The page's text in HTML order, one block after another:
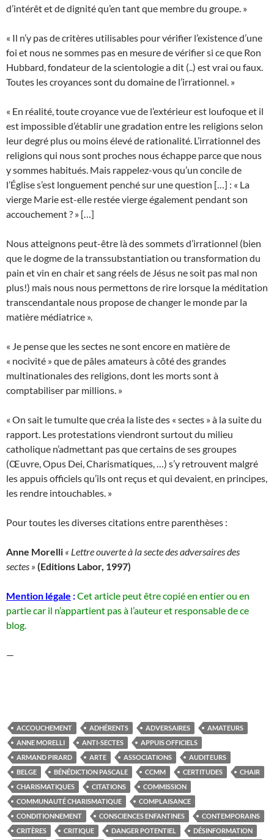
d’intérêt et de dignité qu’en tant que membre du groupe. »
« Il n’y pas de critères utilisables pour vérifier l’existence d’une
foi et nous ne sommes pas en mesure de vérifier si ce que Ron
Hubbard, fondateur de la scientologie a dit (..) est vrai ou faux.
Toutes les croyances sont du domaine de l’irrationnel. »
« En réalité, toute croyance vue de l’extérieur est loufoque et il
est impossible d’établir une gradation entre les religions selon
leur degré plus ou moins élevé de rationalité. L’irrationnel des
religions qui nous sont proches nous échappe parce que nous
y sommes habitués. Mais rappelez-vous qu’un concile de
l’Église s’est longuement penché sur une question […] : « La
vierge Marie est-elle restée vierge également pendant son
accouchement ? » […]
Nous atteignons peut-être là des sommets d’irrationnel (bien
que le dogme de la transsubstantiation ou transformation du
pain et vin en chair et sang réels de Jésus ne soit pas mal non
plus!) mais nous nous permettons de rire lorsque la méditation
transcendantale nous propose de changer le monde par la
matière médiatrice ».
« Je pense que les sectes ne sont encore en matière de
« nocivité » que de pâles amateurs à côté des grandes
multinationales des religions, dont les morts sont à
comptabiliser par millions. »
« On sait le tumulte que créa la liste des « sectes » à la suite du
rapport. Les protestations viendront surtout du milieu
catholique n’admettant pas que certains de ses groupes
(Œuvre, Opus Dei, Charismatiques, …) s’y retrouvent malgré
les appuis officiels qu’ils ont reçus et qui devaient, en principes,
les rendre intouchables. »
Pour toutes les diverses citations entre parenthèses :
Anne Morelli « Lettre ouverte à la secte des adversaires des
sectes » (Editions Labor, 1997)
Mention légale :Cet article peut être copié en entier ou en
partie car il n’appartient pas à l’auteur et responsable de ce
blog.
—
ACCOUCHEMENT ADHÉRENTS ADVERSAIRES
AMATEURS
ANNE MORELLI
ANTI-SECTES
APPUIS OFFICIELS
ARMAND PIRARD
ARTE ASSOCIATIONS
AUDITEURS
BELGE
BÉNÉDICTION PASCALE CCMM CERTITUDES
CHAIR
CHARISMATIQUES
CITATIONS
COMMISSION
COMMUNAUTÉ CHARISMATIQUE
COMPLAISANCE
CONDITIONNEMENT
CONSCIENCES ENFANTINES
CONTEMPORAINS
CRITÈRES
CRITIQUE DANGER POTENTIEL DÉSINFORMATION